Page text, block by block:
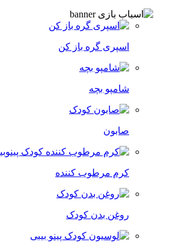
اسپری گره باز کن
شامپو بچه
صابون
کرم مرطوب کننده
روغن بدن کودک